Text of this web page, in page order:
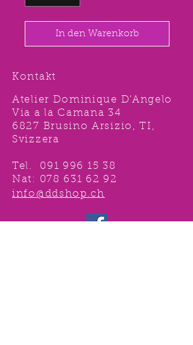
In den Warenkorb
Kontakt
Atelier Dominique D'Angelo
Via a la Camana 34
6827 Brusino Arsizio, TI,
Svizzera
Tel. 091 996 15 38
Nat: 078 631 62 92
info@ddshop.ch